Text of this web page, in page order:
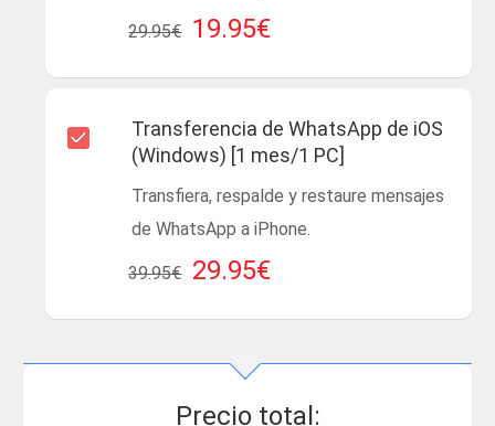
19.95€
29.95€
Transferencia de WhatsApp de iOS
(Windows) [1 mes/1 PC]
Transfiera, respalde y restaure mensajes
de WhatsApp a iPhone.
29.95€
39.95€
Precio total: